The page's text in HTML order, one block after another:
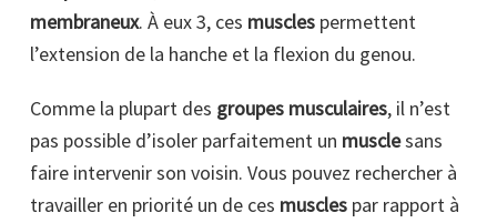
membraneux. À eux 3, ces muscles permettent
l’extension de la hanche et la flexion du genou.
Comme la plupart des groupes musculaires, il n’est
pas possible d’isoler parfaitement un musclesans
faire intervenir son voisin. Vous pouvez rechercher à
travailler en priorité un de ces muscles par rapport à